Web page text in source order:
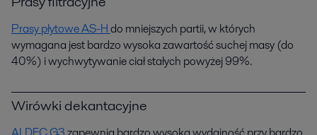
Prasy płytowe AS-Hdo mniejszych partii, w których
wymagana jest bardzo wysoka zawartość suchej masy (do
40%) i wychwytywanie ciał stałych powyżej 99%.
Wirówki dekantacyjne